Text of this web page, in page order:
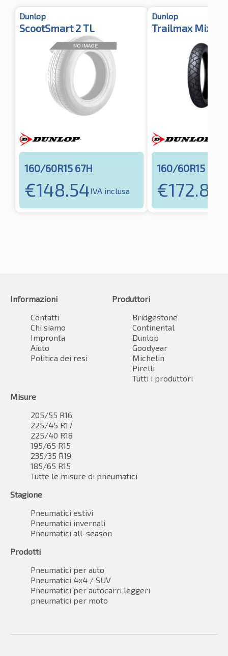
Dunlop
ScootSmart 2 TL
160/60R15 67H
€148.54IVA inclusa
Dunlop
Trailmax
160/60R15 67H
€172.83
Informazioni
Contatti
Chi siamo
Impronta
Aiuto
Politica dei resi
Produttori
Bridgestone
Continental
Dunlop
Goodyear
Michelin
Pirelli
Tutti i produttori
Misure
205/55 R16
225/45 R17
225/40 R18
195/65 R15
235/35 R19
185/65 R15
Tutte le misure di pneumatici
Stagione
Pneumatici estivi
Pneumatici invernali
Pneumatici all-season
Prodotti
Pneumatici per auto
Pneumatici 4x4 / SUV
Pneumatici per autocarri leggeri
pneumatici per moto